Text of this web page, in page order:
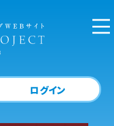
ログイン